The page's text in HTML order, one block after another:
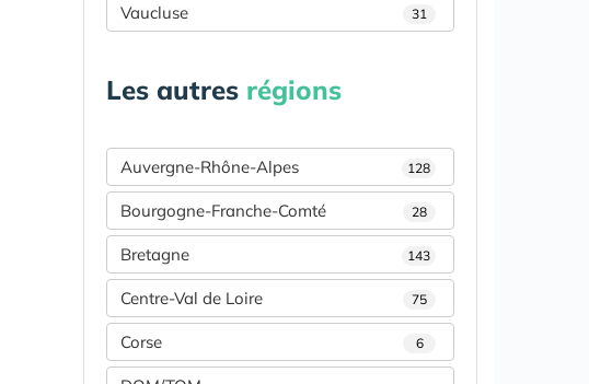
Vaucluse 31
Les autres régions
Auvergne-Rhône-Alpes 128
Bourgogne-Franche-Comté 28
Bretagne 143
Centre-Val de Loire 75
Corse 6